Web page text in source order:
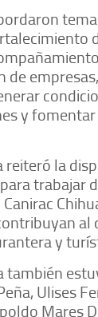
de
y
reiteró la
trabajar
al
y
también
Ulises
Mares